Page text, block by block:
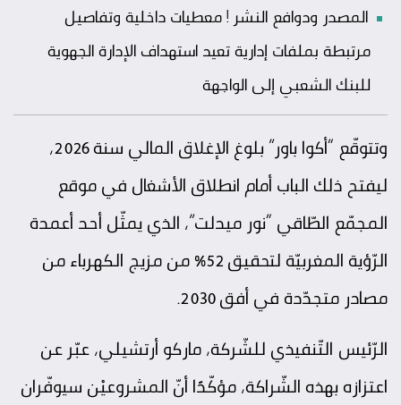
المصدر ودوافع النشر ! معطيات داخلية وتفاصيل
مرتبطة بملفات إدارية تعيد استهداف الإدارة الجهوية
للبنك الشعبي إلى الواجهة
وتتوقّع “أكوا باور” بلوغ الإغلاق المالي سنة 2026،
ليفتح ذلك الباب أمام انطلاق الأشغال في موقع
المجمّع الطّاقي “نور ميدلت”، الذي يمثّل أحد أعمدة
الرّؤية المغربيّة لتحقيق 52% من مزيج الكهرباء من
مصادر متجدّدة في أفق 2030.
الرّئيس التّنفيذي للشّركة، ماركو أرتشيلي، عبّر عن
اعتزازه بهذه الشّراكة، مؤكّدًا أنّ المشروعيْن سيوفّران